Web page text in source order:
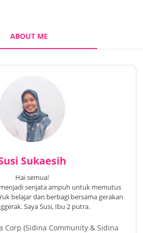
ABOUT ME
Sukaesih
Hai semua!
senjata ampuh untuk memutus
belajar dan berbagi bersama gerakan
Saya Susi, Ibu 2 putra.
Corp (Sidina Community & Sidina